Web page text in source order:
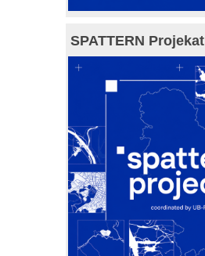
SPATTERN Projekat